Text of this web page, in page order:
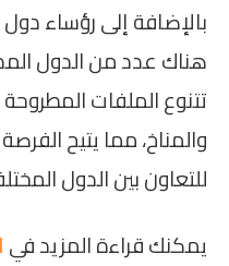
بالإضافة إلى رؤساء
هناك عدد من الدول
تتنوع الملفات
والمناخ، مما يتيح
للتعاون بين الدول
يمكنك قراءة المزيد في